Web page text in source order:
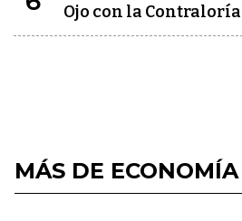
Ojo con la Contraloría
MÁS DE ECONOMÍA